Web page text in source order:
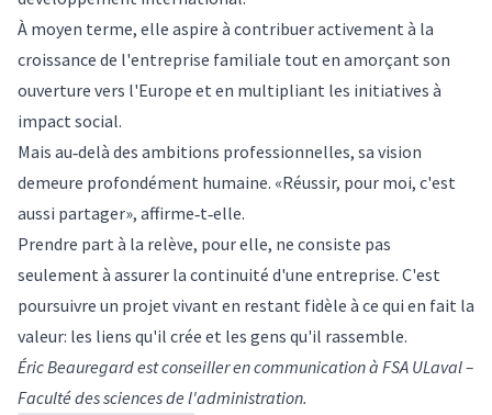
À moyen terme, elle aspire à contribuer activement à la
croissance de l'entreprise familiale tout en amorçant son
ouverture vers l'Europe et en multipliant les initiatives à
impact social.
Mais au‑delà des ambitions professionnelles, sa vision
demeure profondément humaine. «Réussir, pour moi, c'est
aussi partager», affirme‑t‑elle.
Prendre part à la relève, pour elle, ne consiste pas
seulement à assurer la continuité d'une entreprise. C'est
poursuivre un projet vivant en restant fidèle à ce qui en fait la
valeur: les liens qu'il crée et les gens qu'il rassemble.
Éric Beauregard est conseiller en communication à FSA ULaval –
Faculté des sciences de l'administration.